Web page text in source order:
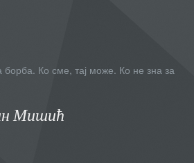
борба. Ко сме, тај може. Ко не зна за
Мишић